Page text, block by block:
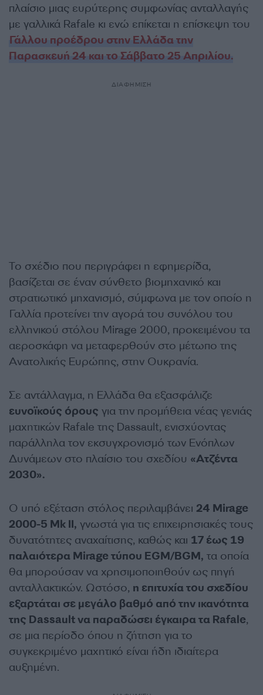
πλαίσιο μιας ευρύτερης συμφωνίας ανταλλαγής
με γαλλικά Rafale κι ενώ επίκεται η επίσκεψη του
Γάλλου προέδρου στην Ελλάδα την
Παρασκευή 24 και το Σάββατο 25 Απριλίου.
ΔΙΑΦΗΜΙΣΗ
Το σχέδιο που περιγράφει η εφημερίδα,
βασίζεται σε έναν σύνθετο βιομηχανικό και
στρατιωτικό μηχανισμό, σύμφωνα με τον οποίο η
Γαλλία προτείνει την αγορά του συνόλου του
ελληνικού στόλου Mirage 2000, προκειμένου τα
αεροσκάφη να μεταφερθούν στο μέτωπο της
Ανατολικής Ευρώπης, στην Ουκρανία.
Σε αντάλλαγμα, η Ελλάδα θα εξασφάλιζε
ευνοϊκούς όρους για την προμήθεια νέας γενιάς
μαχητικών Rafale της Dassault, ενισχύοντας
παράλληλα τον εκσυγχρονισμό των Ενόπλων
Δυνάμεων στο πλαίσιο του σχεδίου «Ατζέντα
2030».
Ο υπό εξέταση στόλος περιλαμβάνει 24 Mirage
2000-5 Mk II, γνωστά για τις επιχειρησιακές τους
δυνατότητες αναχαίτισης, καθώς και 17 έως 19
παλαιότερα Mirage τύπου EGM/BGM, τα οποία
θα μπορούσαν να χρησιμοποιηθούν ως πηγή
ανταλλακτικών. Ωστόσο, η επιτυχία του σχεδίου
εξαρτάται σε μεγάλο βαθμό από την ικανότητα
της Dassault να παραδώσει έγκαιρα τα Rafale,
σε μια περίοδο όπου η ζήτηση για το
συγκεκριμένο μαχητικό είναι ήδη ιδιαίτερα
αυξημένη.